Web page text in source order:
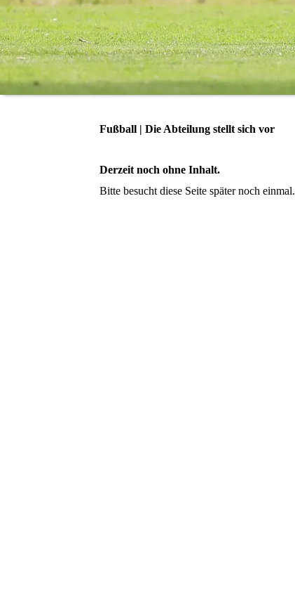
Fußball | Die Abteilung stellt sich vor
Derzeit noch ohne Inhalt.
Bitte besucht diese Seite später noch einmal.